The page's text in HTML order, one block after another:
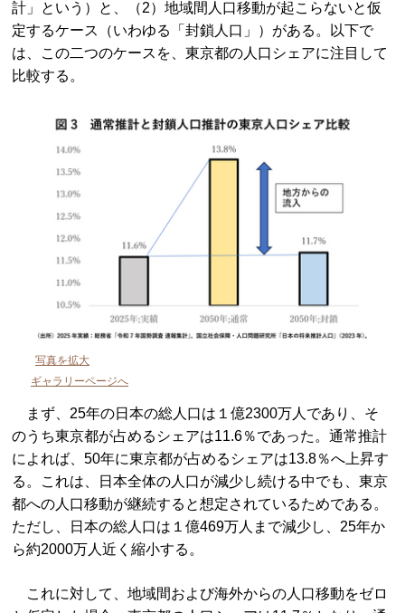
計」という）と、（2）地域間人口移動が起こらないと仮
定するケース（いわゆる「封鎖人口」）がある。以下で
は、この二つのケースを、東京都の人口シェアに注目して
比較する。
写真を拡大
ギャラリーページへ
まず、25年の日本の総人口は１億2300万人であり、そ
のうち東京都が占めるシェアは11.6％であった。通常推計
によれば、50年に東京都が占めるシェアは13.8％へ上昇す
る。これは、日本全体の人口が減少し続ける中でも、東京
都への人口移動が継続すると想定されているためである。
ただし、日本の総人口は１億469万人まで減少し、25年か
ら約2000万人近く縮小する。
これに対して、地域間および海外からの人口移動をゼロ